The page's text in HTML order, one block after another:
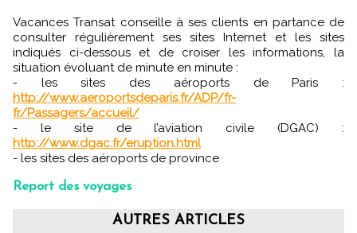
Vacances Transat conseille à ses clients en partance de
consulter régulièrement ses sites Internet et les sites
indiqués ci-dessous et de croiser les informations, la
situation évoluant de minute en minute :
- les sites des aéroports de Paris :
http://www.aeroportsdeparis.fr/ADP/fr-
fr/Passagers/accueil/
- le site de l’aviation civile (DGAC) :
http://www.dgac.fr/eruption.html
- les sites des aéroports de province
Report des voyages
AUTRES ARTICLES